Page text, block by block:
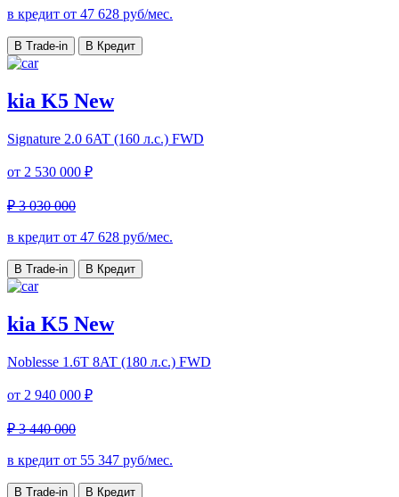
в кредит от 47 628 руб/мес.
В Trade-in В Кредит
kia K5 New
Signature 2.0 6AT (160 л.с.) FWD
от 2 530 000 ₽
₽ 3 030 000
в кредит от 47 628 руб/мес.
В Trade-in В Кредит
kia K5 New
Noblesse 1.6T 8AT (180 л.с.) FWD
от 2 940 000 ₽
₽ 3 440 000
в кредит от 55 347 руб/мес.
В Trade-in В Кредит